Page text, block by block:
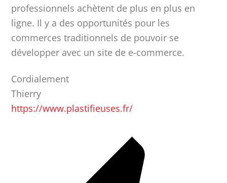
professionnels achètent de plus en plus en
ligne. Il y a des opportunités pour les
commerces traditionnels de pouvoir se
développer avec un site de e-commerce.
Cordialement
Thierry
https://www.plastifieuses.fr/